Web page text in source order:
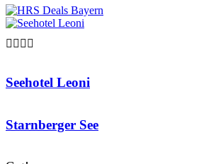

Seehotel Leoni
Starnberger See